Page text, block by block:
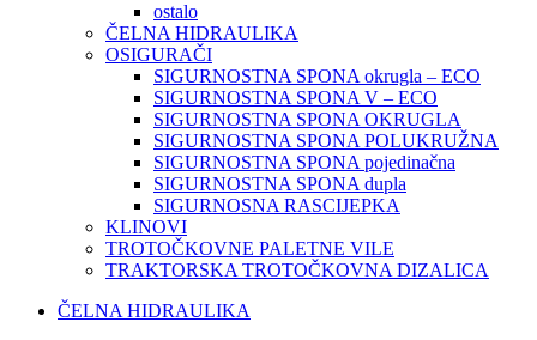
ostalo
ČELNA HIDRAULIKA
OSIGURAČI
SIGURNOSTNA SPONA okrugla – ECO
SIGURNOSTNA SPONA V – ECO
SIGURNOSTNA SPONA OKRUGLA
SIGURNOSTNA SPONA POLUKRUŽNA
SIGURNOSTNA SPONA pojedinačna
SIGURNOSTNA SPONA dupla
SIGURNOSNA RASCIJEPKA
KLINOVI
TROTOČKOVNE PALETNE VILE
TRAKTORSKA TROTOČKOVNA DIZALICA
ČELNA HIDRAULIKA